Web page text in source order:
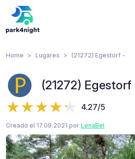
Home Lugares (21272) Egestorf -
(21272) Egestorf
4.27/5
Creado el 17.09.2021 por LenaBel